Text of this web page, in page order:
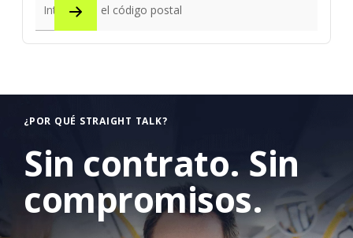
Introduzca el código postal
¿POR QUÉ STRAIGHT TALK?
Sin contrato. Sin
compromisos.